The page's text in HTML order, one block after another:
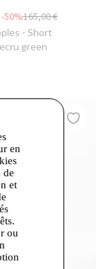
165,00 €
-50%
- Short
green
en
de
et
ou